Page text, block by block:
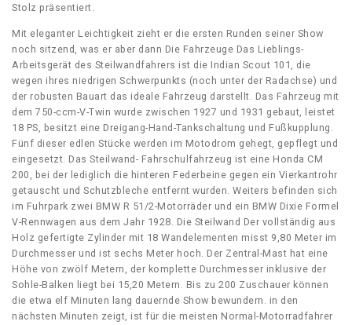
Stolz präsentiert.
Mit eleganter Leichtigkeit zieht er die ersten Runden seiner Show
noch sitzend, was er aber dann Die Fahrzeuge Das Lieblings-
Arbeitsgerät des Steilwandfahrers ist die Indian Scout 101, die
wegen ihres niedrigen Schwerpunkts (noch unter der Radachse) und
der robusten Bauart das ideale Fahrzeug darstellt. Das Fahrzeug mit
dem 750-ccm-V-Twin wurde zwischen 1927 und 1931 gebaut, leistet
18 PS, besitzt eine Dreigang-Hand-Tankschaltung und Fußkupplung.
Fünf dieser edlen Stücke werden im Motodrom gehegt, gepflegt und
eingesetzt. Das Steilwand- Fahrschulfahrzeug ist eine Honda CM
200, bei der lediglich die hinteren Federbeine gegen ein Vierkantrohr
getauscht und Schutzbleche entfernt wurden. Weiters befinden sich
im Fuhrpark zwei BMW R 51/2-Motorräder und ein BMW Dixie Formel
V-Rennwagen aus dem Jahr 1928. Die Steilwand Der vollständig aus
Holz gefertigte Zylinder mit 18 Wandelementen misst 9,80 Meter im
Durchmesser und ist sechs Meter hoch. Der Zentral-Mast hat eine
Höhe von zwölf Metern, der komplette Durchmesser inklusive der
Sohle-Balken liegt bei 15,20 Metern. Bis zu 200 Zuschauer können
die etwa elf Minuten lang dauernde Show bewundern. in den
nächsten Minuten zeigt, ist für die meisten Normal-Motorradfahrer